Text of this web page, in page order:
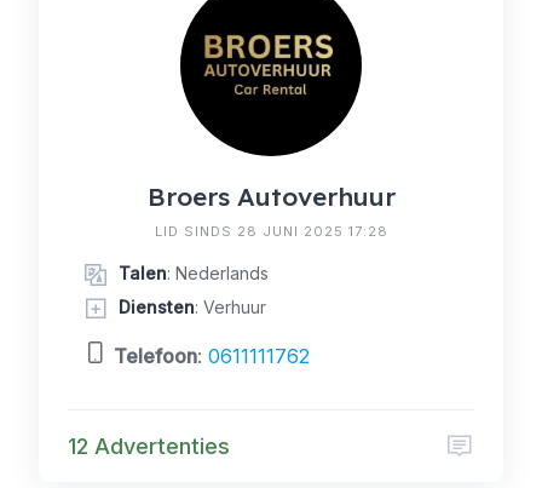
Broers Autoverhuur
LID SINDS 28 JUNI 2025 17:28
Talen: Nederlands
Diensten: Verhuur
Telefoon: 0611111762
12 Advertenties